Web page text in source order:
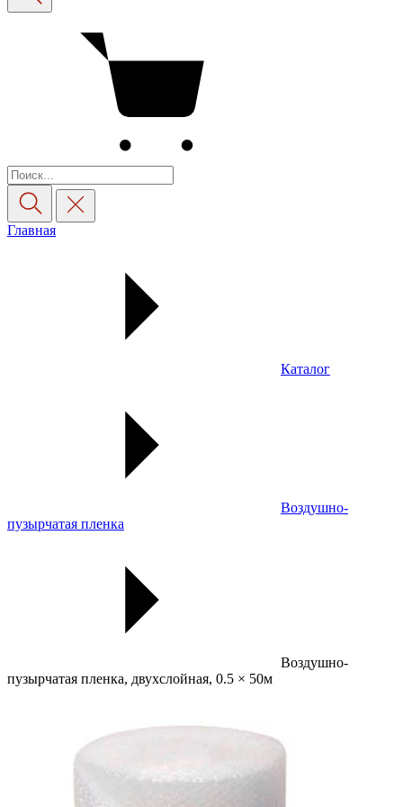
Главная
Каталог
Воздушно-
пузырчатая пленка
Воздушно-
пузырчатая пленка, двухслойная, 0.5 × 50м